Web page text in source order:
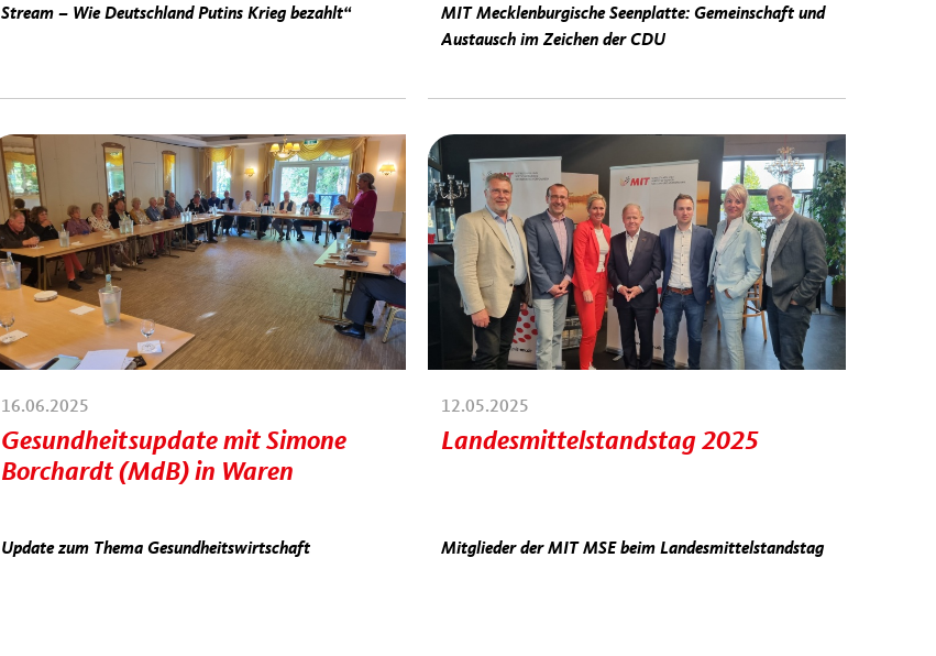
Stream – Wie Deutschland Putins Krieg bezahlt“
MIT Mecklenburgische Seenplatte: Gemeinschaft und
Austausch im Zeichen der CDU
16.06.2025
Gesundheitsupdate mit Simone
Borchardt (MdB) in Waren
Update zum Thema Gesundheitswirtschaft
12.05.2025
Landesmittelstandstag 2025
Mitglieder der MIT MSE beim Landesmittelstandstag